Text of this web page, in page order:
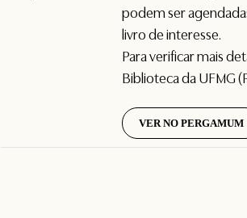
podem ser
livro de interesse.
Para verificar mais
Biblioteca da UFMG
VER NO PERGAMUM